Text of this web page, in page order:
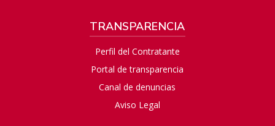
TRANSPARENCIA
Perfil del Contratante
Portal de transparencia
Canal de denuncias
Aviso Legal